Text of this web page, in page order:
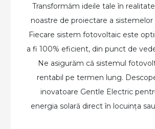
Transformăm ideile tale în
noastre de proiectare a
Fiecare sistem fotovoltaic este
a fi 100% eficient, din punct de
Ne asigurăm că sistemul
rentabil pe termen lung.
inovatoare Gentle Electric
energia solară direct în locuința